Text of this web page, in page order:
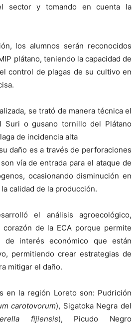
sector y tomando en cuenta la
los alumnos serán reconocidos
plátano, teniendo la capacidad de
control de plagas de su cultivo en
se trató de manera técnica el
Suri o gusano tornillo del Plátano
de incidencia alta
daño es a través de perforaciones
vía de entrada para el ataque de
ocasionando disminución en
calidad de la producción.
el análisis agroecológico,
de la ECA porque permite
de interés económico que están
permitiendo crear estrategias de
mitigar el daño.
en la región Loreto son: Pudrición
carotovorum), Sigatoka Negra del
fijiensis), Picudo Negro